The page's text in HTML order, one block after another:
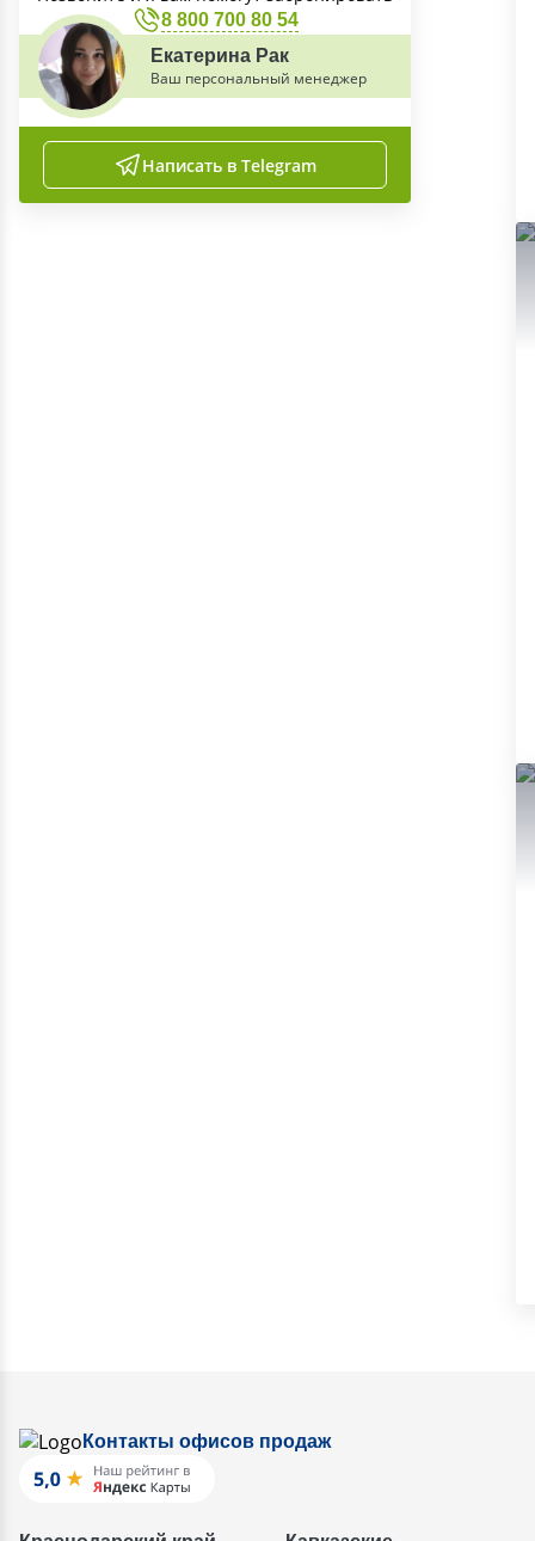
8 800 700 80 54
Екатерина Рак
Ваш персональный менеджер
Написать в Telegram
Контакты офисов продаж